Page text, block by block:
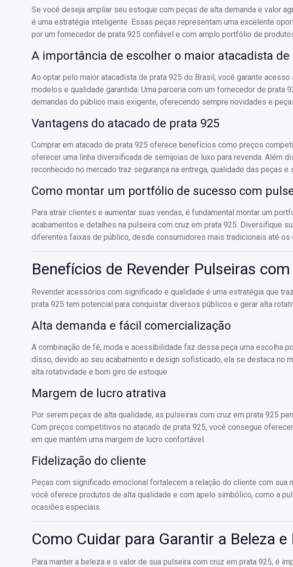
Se você deseja ampliar seu estoque com peças de alta demanda e valor
é uma estratégia inteligente. Essas peças representam uma excelente
por um fornecedor de prata 925 confiável e com amplo portfólio de
A importância de escolher o maior atacadista de
Ao optar pelo maior atacadista de prata 925 do Brasil, você garante
modelos e qualidade garantida. Uma parceria com um fornecedor de prata
demandas do público mais exigente, oferecendo sempre novidades e
Vantagens do atacado de prata 925
Comprar em atacado de prata 925 oferece benefícios como preços
oferecer uma linha diversificada de semijoias de luxo para revenda. Além
reconhecido no mercado traz segurança na entrega, qualidade das peças
Como montar um portfólio de sucesso com
Para atrair clientes e aumentar suas vendas, é fundamental montar um
acabamentos e detalhes na pulseira com cruz em prata 925. Diversifique
diferentes faixas de público, desde consumidores mais tradicionais até os
Benefícios de Revender Pulseiras
Revender acessórios com significado e qualidade é uma estratégia que
prata 925 tem potencial para conquistar diversos públicos e gerar alta
Alta demanda e fácil comercialização
A combinação de fé, moda e acessibilidade faz dessa peça uma escolha
disso, devido ao seu acabamento e design sofisticado, ela se destaca no
alta rotatividade e bom giro de estoque.
Margem de lucro atrativa
Por serem peças de alta qualidade, as pulseiras com cruz em prata 925
Com preços competitivos no atacado de prata 925, você consegue
em que mantém uma margem de lucro confortável.
Fidelização do cliente
Peças com significado emocional fortalecem a relação do cliente com sua
você oferece produtos de alta qualidade e com apelo simbólico, como a
ocasiões especiais.
Como Cuidar para Garantir a Beleza
Para manter a beleza e o valor de sua pulseira com cruz em prata 925, é